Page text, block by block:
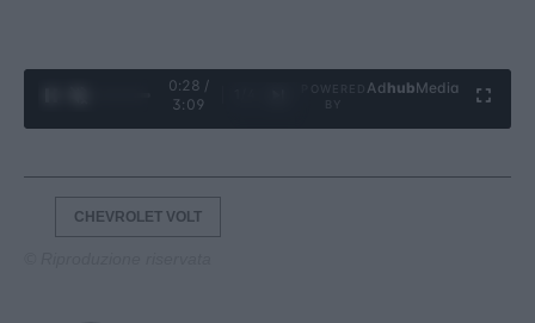
0:29 /
3:09
Ad hubMedia
CHEVROLET VOLT